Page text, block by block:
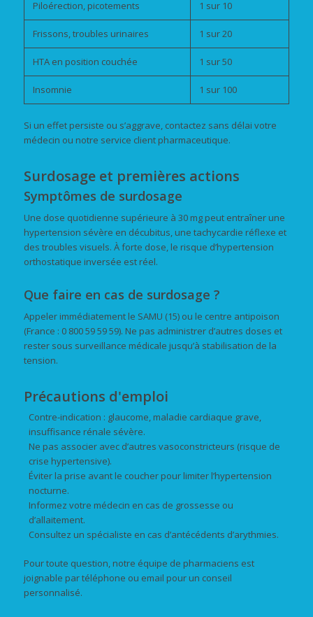
Piloérection, picotements 1 sur 10
Frissons, troubles urinaires 1 sur 20
HTA en position couchée 1 sur 50
Insomnie 1 sur 100
Si un effet persiste ou s’aggrave, contactez sans délai votre
médecin ou notre service client pharmaceutique.
Surdosage et premières actions
Symptômes de surdosage
Une dose quotidienne supérieure à 30 mg peut entraîner une
hypertension sévère en décubitus, une tachycardie réflexe et
des troubles visuels. À forte dose, le risque d’hypertension
orthostatique inversée est réel.
Que faire en cas de surdosage ?
Appeler immédiatement le SAMU (15) ou le centre antipoison
(France : 0 800 59 59 59). Ne pas administrer d’autres doses et
rester sous surveillance médicale jusqu’à stabilisation de la
tension.
Précautions d'emploi
Contre-indication : glaucome, maladie cardiaque grave,
insuffisance rénale sévère.
Ne pas associer avec d’autres vasoconstricteurs (risque de
crise hypertensive).
Éviter la prise avant le coucher pour limiter l’hypertension
nocturne.
Informez votre médecin en cas de grossesse ou
d’allaitement.
Consultez un spécialiste en cas d’antécédents d’arythmies.
Pour toute question, notre équipe de pharmaciens est
joignable par téléphone ou email pour un conseil
personnalisé.